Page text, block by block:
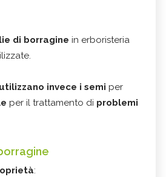
di borragine in erboristeria
invece i semi per
per il trattamento di problemi
: